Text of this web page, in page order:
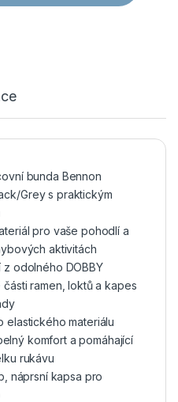
bunda Bennon
Grey s praktickým
pro vaše pohodlí a
aktivitách
odolného DOBBY
části ramen, loktů a kapes
elastického materiálu
komfort a pomáhající
rukávu
náprsní kapsa pro